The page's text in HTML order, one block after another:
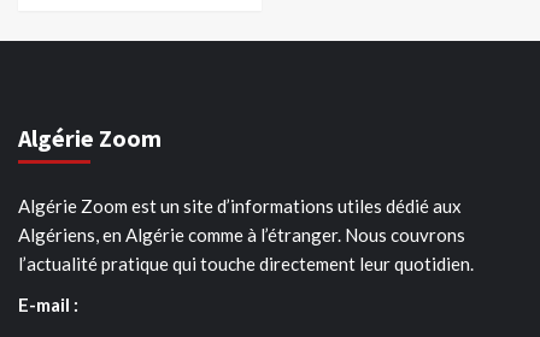
Algérie Zoom
Algérie Zoom est un site d’informations utiles dédié aux
Algériens, en Algérie comme à l’étranger. Nous couvrons
l’actualité pratique qui touche directement leur quotidien.
E-mail :